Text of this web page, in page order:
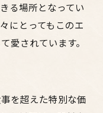
る場所となってい
にとってもこのエ
愛されています。
を超えた特別な価